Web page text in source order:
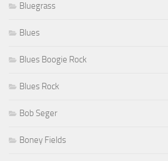
Bluegrass
Blues
Blues Boogie Rock
Blues Rock
Bob Seger
Boney Fields